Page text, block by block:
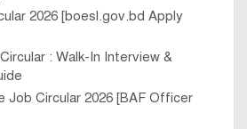
2026 [boesl.gov.bd Apply
: Walk-In Interview &
Job Circular 2026 [BAF Officer